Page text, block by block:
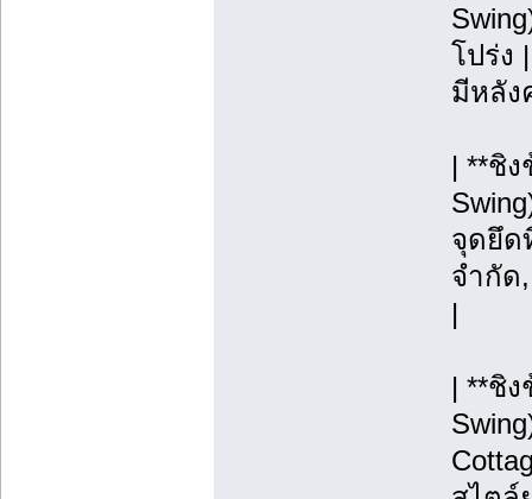
โปร่ง
มีหลัง
| **ชิ
จุดยึด
จำกัด
|
| **ชิง